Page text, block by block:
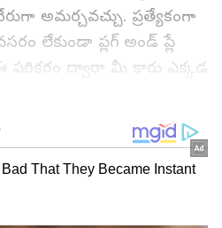
అమర్చవచ్చు. ప్రత్యేకంగా
లేకుండా ప్ల‌గ్ అండ్ ప్లే
పరికరం ద్వారా మీ కారు ఎక్కడ
యాప్ ద్వారా అన్ని వివరాలు